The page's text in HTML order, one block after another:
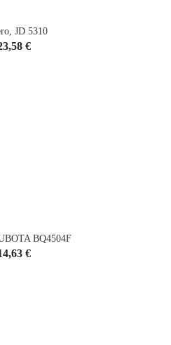
JD 5310
€
BQ4504F
€